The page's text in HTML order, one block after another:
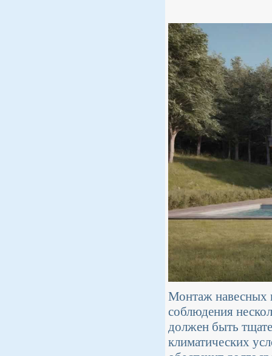
Монтаж навесных
соблюдения
должен быть
климатических